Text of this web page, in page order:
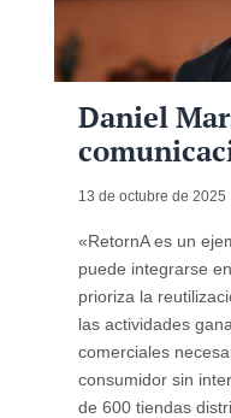
Daniel
13 de octubre de 2025
«RetornA es un
puede integrarse
prioriza la
las actividades
comerciales
consumidor sin
de 600 tiendas